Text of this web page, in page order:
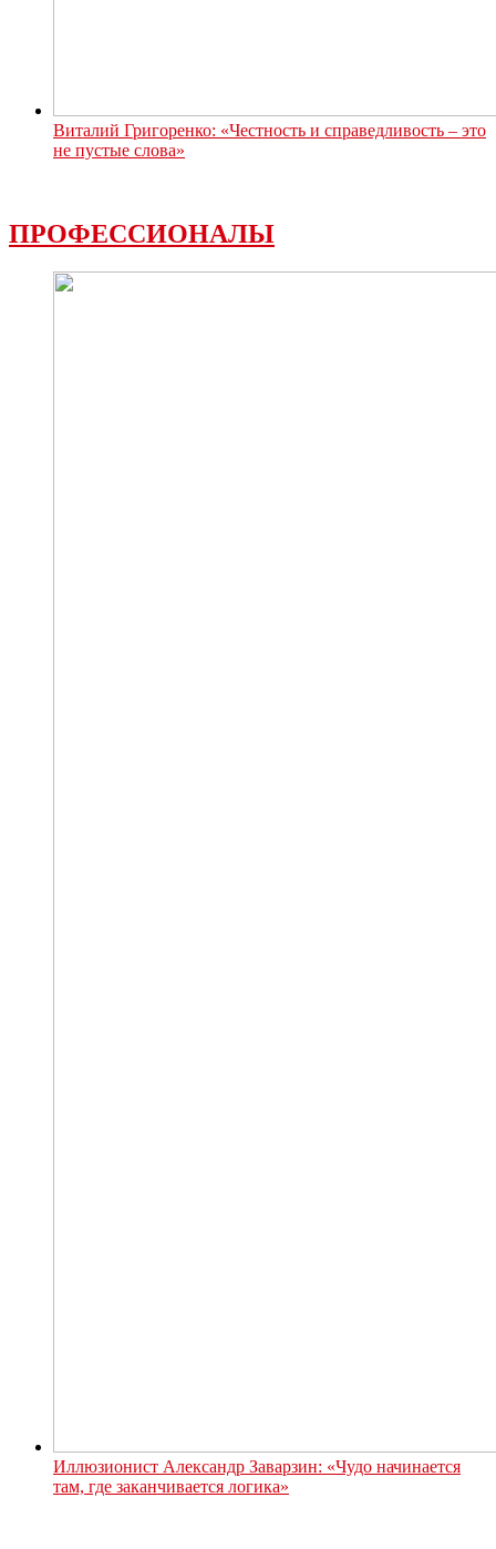
Виталий Григоренко: «Честность и справедливость – это
не пустые слова»
ПРОФЕССИОНАЛЫ
Иллюзионист Александр Заварзин: «Чудо начинается
там, где заканчивается логика»